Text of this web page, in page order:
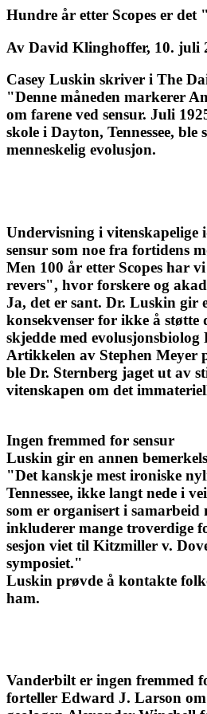
Hundre år etter Scopes er det
Av David Klinghoffer, 10. juli
Casey Luskin skriver i The
"Denne måneden markerer
om farene ved sensur. Juli
skole i Dayton, Tennessee,
menneskelig evolusjon.
Undervisning i
sensur som noe fra fortidens
Men 100 år etter Scopes har
revers", hvor forskere og
Ja, det er sant. Dr. Luskin gir
konsekvenser for ikke å
skjedde med
Artikkelen av Stephen Meyer
ble Dr. Sternberg jaget ut av
vitenskapen om det
Ingen fremmed for sensur
Luskin gir en annen
"Det kanskje mest ironiske
Tennessee, ikke langt nede i
som er organisert i
inkluderer mange troverdige
sesjon viet til Kitzmiller v.
symposiet."
Luskin prøvde å kontakte
ham.
Vanderbilt er ingen fremmed
forteller Edward J. Larson